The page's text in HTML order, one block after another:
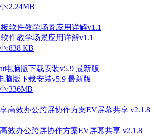
:2.24MB
件教学场景应用详解v1.1
:838 KB
脑版下载安装v5.9 最新版
:336MB
效办公跨屏协作方案EV屏幕共享 v2.1.8